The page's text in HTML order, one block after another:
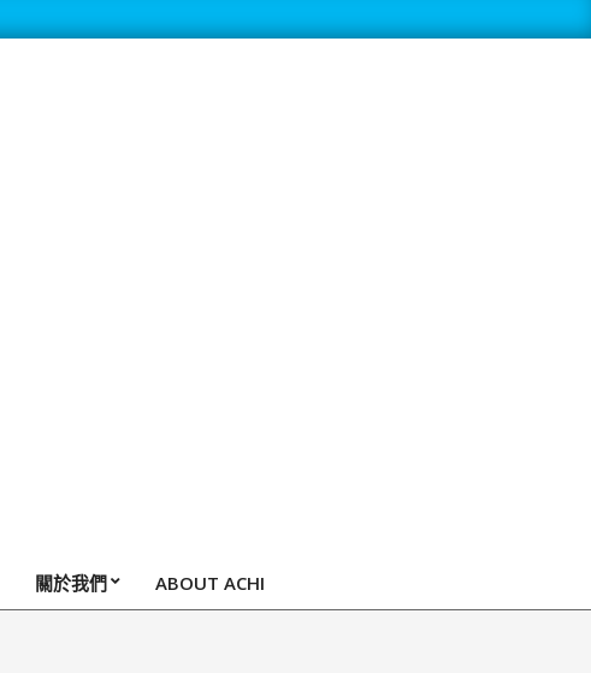
關於我們 ABOUT ACHI